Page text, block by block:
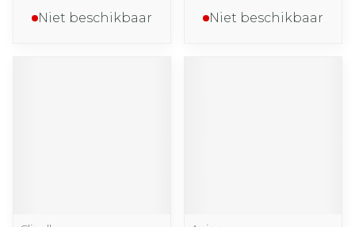
Niet beschikbaar Niet beschikbaar